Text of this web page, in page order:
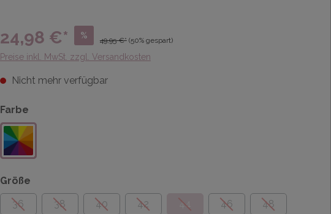
24,98 €* %
49,95 €* (50% gespart)
Preise inkl. MwSt. zzgl. Versandkosten
Nicht mehr verfügbar
Farbe
Größe
36
38 40 42 44 46 48